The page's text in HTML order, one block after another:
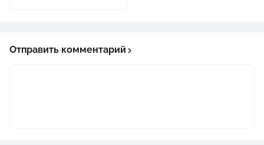
Отправить комментарий